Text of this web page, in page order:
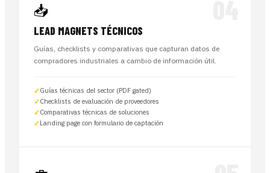
📥
LEAD MAGNETS TÉCNICOS
Guías, checklists y comparativas que capturan datos de
compradores industriales a cambio de información útil.
Guías técnicas del sector (PDF gated)
Checklists de evaluación de proveedores
Comparativas técnicas de soluciones
Landing page con formulario de captación